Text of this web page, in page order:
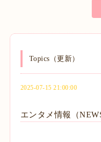
Topics（更新）
2025-07-15 21:00:00
エンタメ情報（